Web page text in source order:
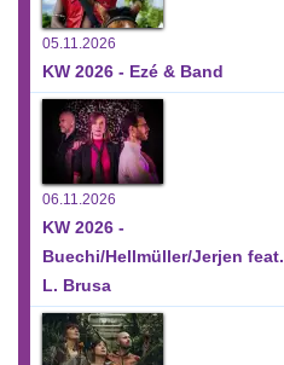
05.11.2026
KW 2026 - Ezé & Band
06.11.2026
KW 2026 -
Buechi/Hellmüller/Jerjen feat.
L. Brusa